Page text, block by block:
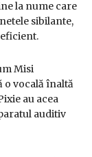
la nume care
sibilante,
eficient.
Misi
o vocală înaltă
au acea
auditiv